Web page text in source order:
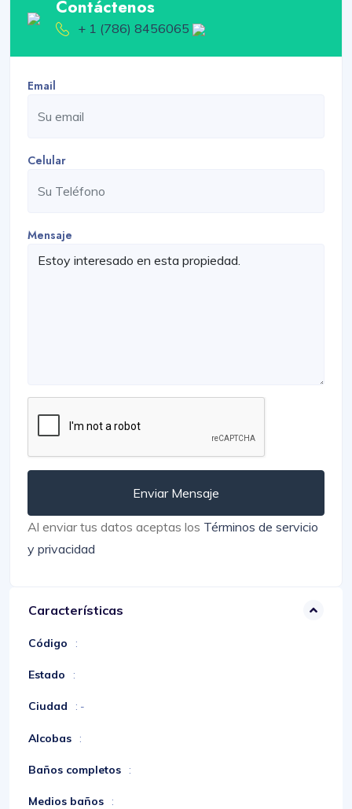
Contáctenos
+ 1 (786) 8456065
Email
Celular
Mensaje
Enviar Mensaje
Al enviar tus datos aceptas los Términos de servicio
y privacidad
Características
Código :
Estado :
Ciudad : -
Alcobas :
Baños completos :
Medios baños :